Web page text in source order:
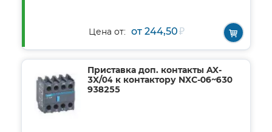
Цена от: от 244,50₽
Приставка доп. контакты AX-
3X/04 к контактору NXC-06~630
938255